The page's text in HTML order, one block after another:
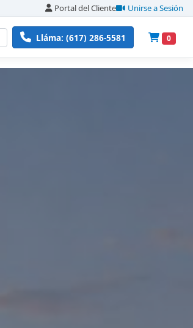
Portal del Cliente Unirse a Sesión
Lláma: (617) 286-5581 0